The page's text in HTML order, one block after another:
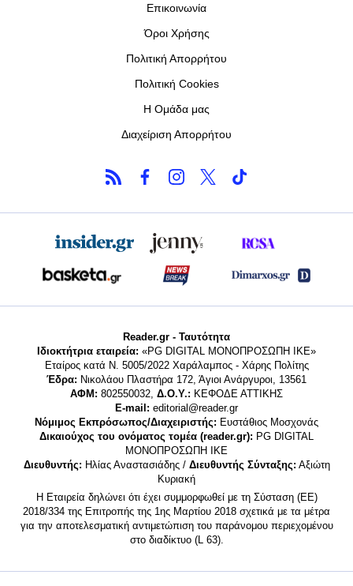
Επικοινωνία
Όροι Χρήσης
Πολιτική Απορρήτου
Πολιτική Cookies
Η Ομάδα μας
Διαχείριση Απορρήτου
Reader.gr - Ταυτότητα
Ιδιοκτήτρια εταιρεία: «PG DIGITAL MONΟΠΡΟΣΩΠΗ ΙΚΕ»
Εταίρος κατά Ν. 5005/2022 Χαράλαμπος - Χάρης Πολίτης
Έδρα: Νικολάου Πλαστήρα 172, Άγιοι Ανάργυροι, 13561
ΑΦΜ: 802550032, Δ.Ο.Υ.: ΚΕΦΟΔΕ ΑΤΤΙΚΗΣ
E-mail: editorial@reader.gr
Νόμιμος Εκπρόσωπος/Διαχειριστής: Ευστάθιος Μοσχονάς
Δικαιούχος του ονόματος τομέα (reader.gr): PG DIGITAL
MONΟΠΡΟΣΩΠΗ ΙΚΕ
Διευθυντής: Ηλίας Αναστασιάδης / Διευθυντής Σύνταξης: Αξιώτη
Κυριακή
Η Εταιρεία δηλώνει ότι έχει συμμορφωθεί με τη Σύσταση (ΕΕ)
2018/334 της Επιτροπής της 1ης Μαρτίου 2018 σχετικά με τα μέτρα
για την αποτελεσματική αντιμετώπιση του παράνομου περιεχομένου
στο διαδίκτυο (L 63).